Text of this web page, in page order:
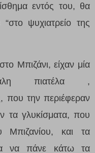
εντός του, θα
“στο ψυχιατρείο της
Μπιζάνι, είχαν μία
πιατέλα ,
που την περιέφεραν
τα γλυκίσματα, που
Μπιζανίου, και τα
να πάνε κάτω τα